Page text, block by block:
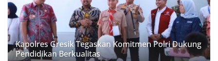
Kapolres Gresik Tegaskan Komitmen Polri Dukung
Pendidikan Berkualitas